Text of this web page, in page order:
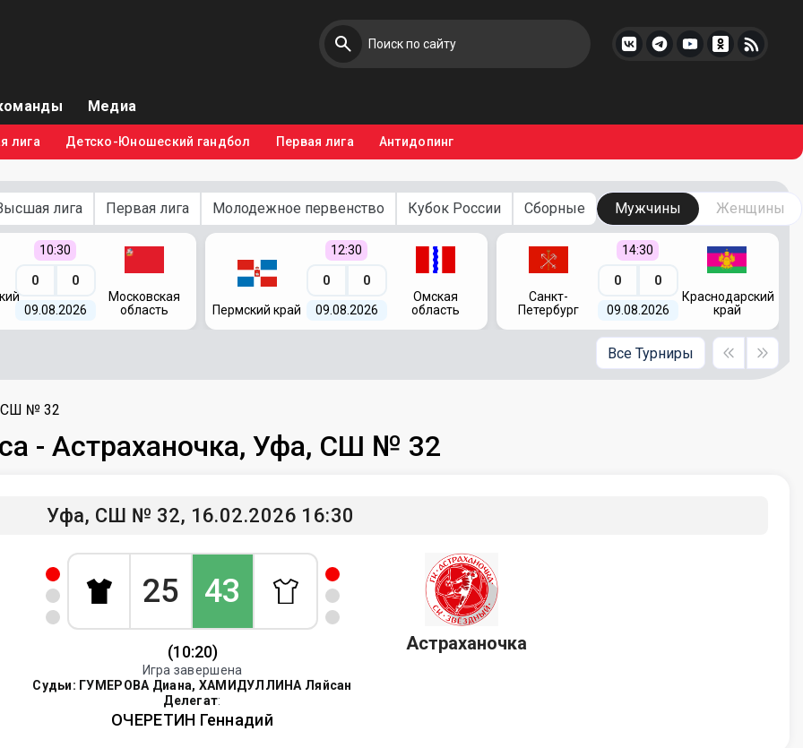
Медиа
лига Детско-Юношеский гандбол Первая лига Антидопинг
лига Первая лига Молодежное первенство Кубок России Сборные Мужчины Женщины
10:30
0 0
09.08.2026
Московская
область
Пермский край
12:30
0 0
09.08.2026
Омская
область
Санкт-
Петербург
14:30
0 0
09.08.2026
Краснодарский
край
Все Турниры
СШ № 32
- Астраханочка, Уфа, СШ № 32
Уфа, СШ № 32, 16.02.2026 16:30
25 43
(10:20)
Игра завершена
Судьи: ГУМЕРОВА Диана, ХАМИДУЛЛИНА Ляйсан
Делегат:
ОЧЕРЕТИН Геннадий
Астраханочка